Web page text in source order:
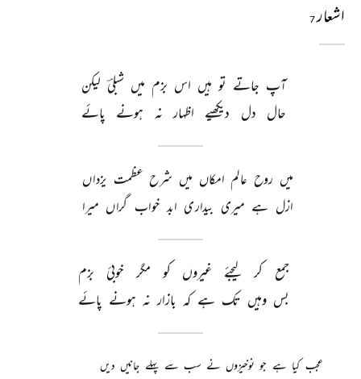
اشعار7
آپ جاتے تو ہیں اس بزم میں شبلیؔ لیکن
حال
دل دیکھیے اظہار نہ ہونے پائے
میں روح عالم امکاں میں شرح عظمت یزداں
ازل ہے میری بیداری ابد خواب گراں میرا
جمع کر لیجئے غیروں کو مگر خوبئ
بزم
بس وہیں تک ہے کہ بازار نہ ہونے پائے
عجب کیا ہے جو نوخیزوں نے سب سے پہلے جانیں دیں